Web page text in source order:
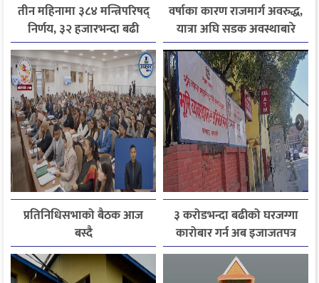
तीन महिनामा ३८४ मन्त्रिपरिषद्
निर्णय, ३२ हजारभन्दा बढी
गुनासो फर्छ्योट
वर्षाका कारण राजमार्ग अवरुद्ध,
यात्रा अघि सडक अवस्थाबारे
जानकारी लिन आग्रह
प्रतिनिधिसभाको बैठक आज
बस्दै
३ करोडभन्दा बढीको घरजग्गा
कारोबार गर्न अब इजाजतपत्र
अनिवार्य